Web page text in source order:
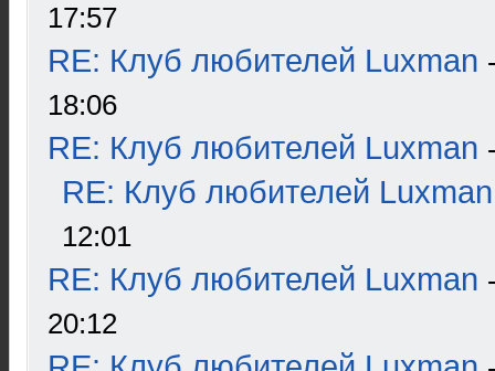
17:57
RE: Клуб любителей Luxman
18:06
RE: Клуб любителей Luxman
RE: Клуб любителей Luxman
12:01
RE: Клуб любителей Luxman
20:12